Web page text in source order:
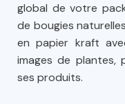
global de votre
de bougies
en papier kraft
images de plantes,
ses produits.